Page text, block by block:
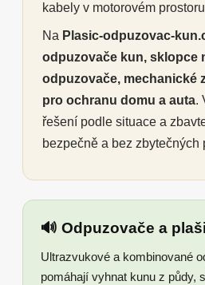
kabely v motorovém
Na Plasic-odpuzovac-
odpuzovače kun, sklopce
odpuzovače, mechanické
pro ochranu domu a auta.
řešení podle situace a
bezpečně a bez zbytečných
🔊 Odpuzovače a
Ultrazvukové a kombinované
pomáhají vyhnat kunu z půdy,